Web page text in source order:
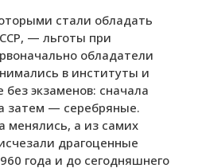
стали обладать
— льготы при
обладатели
в институты и
экзаменов: сначала
затем — серебряные.
менялись, а из самих
драгоценные
года и до сегодняшнего